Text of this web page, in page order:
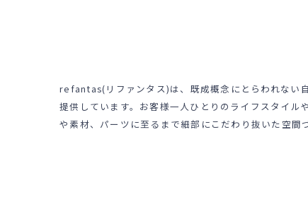
refantas(リファンタス)は、既成概念にとらわれない
提供しています。お客様一人ひとりのライフスタイル
や素材、パーツに至るまで細部にこだわり抜いた空間